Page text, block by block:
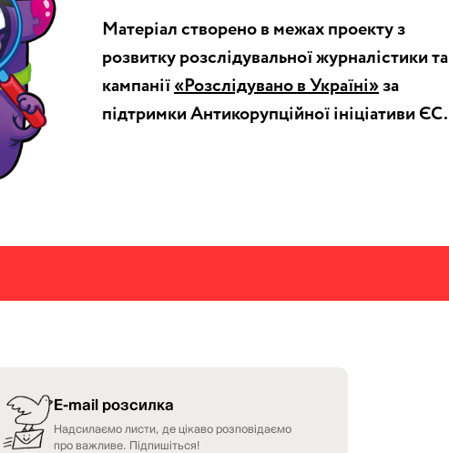
Матеріал створено в межах проекту з
розвитку розслідувальної журналістики та
кампанії «Розслідувано в Україні» за
підтримки Антикорупційної ініціативи ЄС.
E-mail розсилка
Надсилаємо листи, де цікаво розповідаємо
про важливе. Підпишіться!